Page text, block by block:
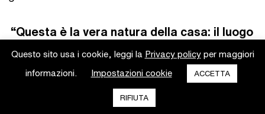
“Questa è la vera natura della casa: il luogo
torto, ma anche da ogni paura, dubbio e
discordia.”
[cit. John Ruskin 1865]
Questo sito usa i cookie, leggi la Privacy policyper maggiori
informazioni. Impostazioni cookie ACCETTA
RIFIUTA